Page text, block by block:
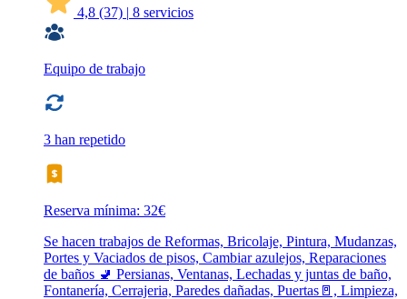
4,8 (37) | 8 servicios
Equipo de trabajo
3 han repetido
Reserva mínima: 32€
Se hacen trabajos de Reformas, Bricolaje, Pintura, Mudanzas,
Portes y Vaciados de pisos, Cambiar azulejos, Reparaciones
de baños 🚽 Persianas, Ventanas, Lechadas y juntas de baño,
Fontanería, Cerrajeria, Paredes dañadas, Puertas🚪, Limpieza,